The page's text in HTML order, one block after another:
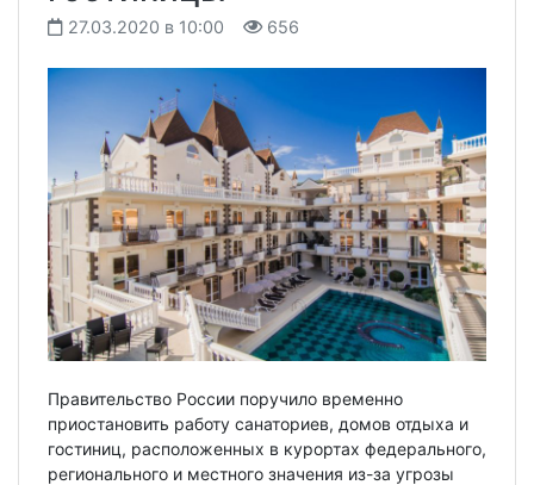
27.03.2020 в 10:00 656
Правительство России поручило временно
приостановить работу санаториев, домов отдыха и
гостиниц, расположенных в курортах федерального,
регионального и местного значения из-за угрозы